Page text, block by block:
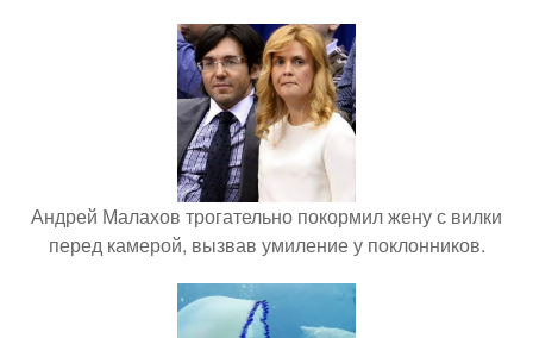
Андрей Малахов трогательно покормил жену с вилки
перед камерой, вызвав умиление у поклонников.